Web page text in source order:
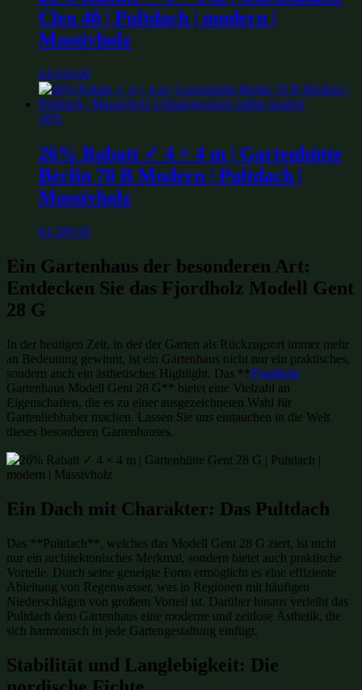
Cleo 40 | Pultdach | modern |
Massivholz
€4,019.00
26%
26% Rabatt ✓ 4 × 4 m | Gartenhütte
Berlin 70 B Modern | Pultdach |
Massivholz
€4,289.00
Ein Gartenhaus der besonderen Art:
Entdecken Sie das Fjordholz Modell Gent
28 G
In der heutigen Zeit, in der der Garten als Rückzugsort immer mehr
an Bedeutung gewinnt, ist ein Gartenhaus nicht nur ein praktisches,
sondern auch ein ästhetisches Highlight. Das **Fjordholz
Gartenhaus Modell Gent 28 G** bietet eine Vielzahl an
Eigenschaften, die es zu einer ausgezeichneten Wahl für
Gartenliebhaber machen. Lassen Sie uns eintauchen in die Welt
dieses besonderen Gartenhauses.
Ein Dach mit Charakter: Das Pultdach
Das **Pultdach**, welches das Modell Gent 28 G ziert, ist nicht
nur ein architektonisches Merkmal, sondern bietet auch praktische
Vorteile. Durch seine geneigte Form ermöglicht es eine effiziente
Ableitung von Regenwasser, was in Regionen mit häufigen
Niederschlägen von großem Vorteil ist. Darüber hinaus verleiht das
Pultdach dem Gartenhaus eine moderne und zeitlose Ästhetik, die
sich harmonisch in jede Gartengestaltung einfügt.
Stabilität und Langlebigkeit: Die